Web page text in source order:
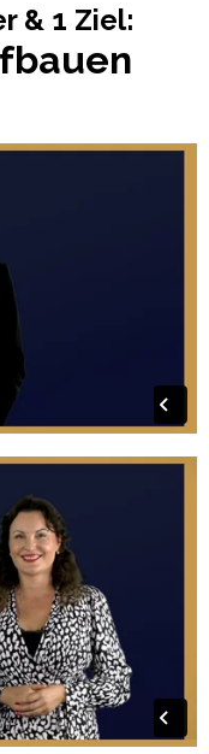
& 1 Ziel: